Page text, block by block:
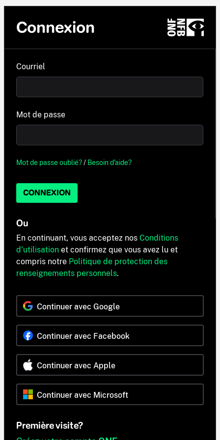
Connexion
Courriel
Mot de passe
Mot de passe oublié?/ Besoin d'aide?
CONNEXION
Ou
En continuant, vous acceptez nos Conditions
d'utilisation et confirmez que vous avez lu et
compris notre Politique de protection des
renseignements personnels.
Continuer avec Google
Continuer avec Facebook
Continuer avec Apple
Continuer avec Microsoft
Première visite?